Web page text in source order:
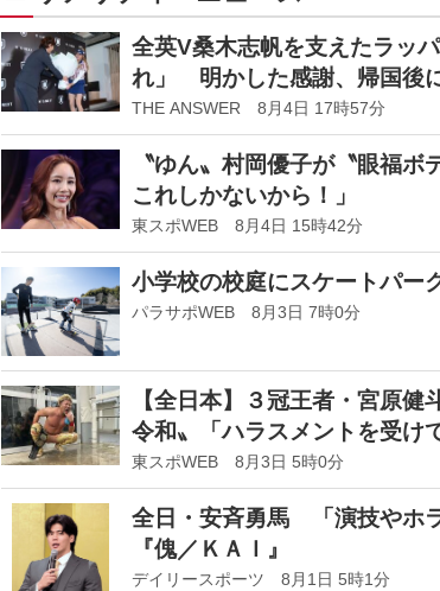
全英V桑木志帆を支えたラッ
れ」 明かした感謝、帰国後
THE ANSWER 8月4日 17時57分
〝ゆん〟村岡優子が〝眼福
これしかないから！」
東スポWEB 8月4日 15時42分
小学校の校庭にスケートパー
パラサポWEB 8月3日 7時0分
【全日本】３冠王者・宮原
令和〟「ハラスメントを受け
東スポWEB 8月3日 5時0分
全日・安斉勇馬 「演技やホ
『傀／ＫＡＩ』
デイリースポーツ 8月1日 5時1分